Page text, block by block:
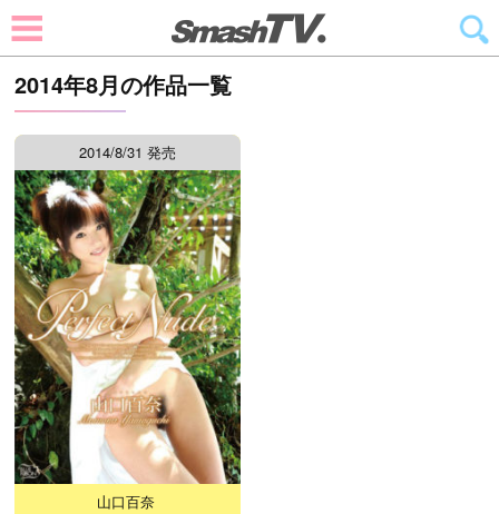
2014年8月の作品一覧
2014/8/31 発売
山口百奈